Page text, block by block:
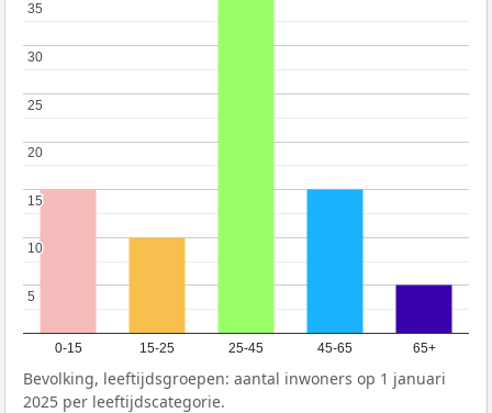
0-15 15-25 25-45 45-65 65+
5
5
10
10
15
15
20
20
25
25
30
30
35
35
Bevolking, leeftijdsgroepen: aantal inwoners op 1 januari
2025 per leeftijdscategorie.